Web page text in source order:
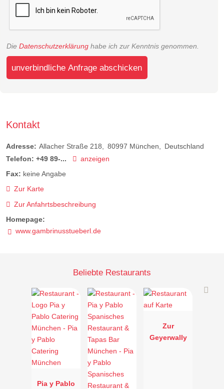
Die Datenschutzerklärung habe ich zur Kenntnis genommen.
unverbindliche Anfrage abschicken
Kontakt
Adresse: Allacher Straße 218 80997 München
Deutschland
Telefon: +49 89-...
anzeigen
Fax: keine Angabe
Zur Karte
Zur Anfahrtsbeschreibung
Homepage:
www.gambrinusstueberl.de
Beliebte Restaurants
Pia y Pablo
Zur
Geyerwally